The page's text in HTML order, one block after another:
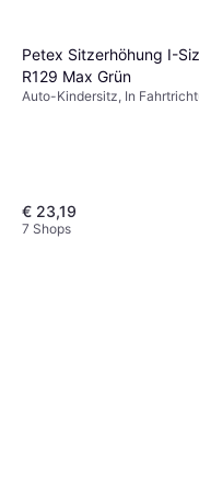
Petex Sitzerhöhung I-
R129 Max Grün
Auto-Kindersitz, In
€ 23,19
7 Shops